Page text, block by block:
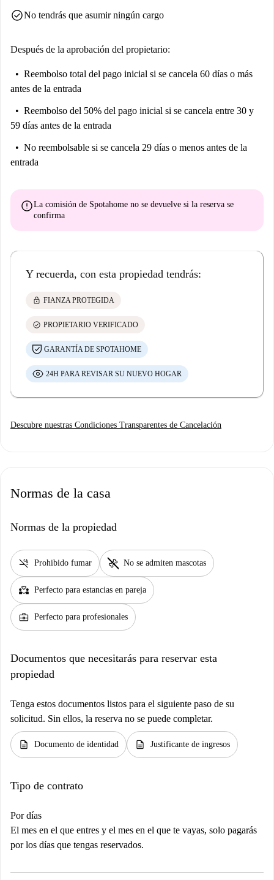
check_circleNo tendrás que asumir ningún cargo
Después de la aprobación del propietario:
Reembolso total del pago inicial si se cancela 60 días o más
antes de la entrada
Reembolso del 50% del pago inicial si se cancela entre 30 y
59 días antes de la entrada
No reembolsable si se cancela 29 días o menos antes de la
entrada
errorLa comisión de Spotahome no se devuelve si la reserva se
confirma
Y recuerda, con esta propiedad tendrás:
lock FIANZA PROTEGIDA
check_circle PROPIETARIO VERIFICADO
GARANTÍA DE SPOTAHOME
24H PARA REVISAR SU NUEVO HOGAR
Descubre nuestras Condiciones Transparentes de Cancelación
Normas de la casa
Normas de la propiedad
smoke_free Prohibido fumar pet_supplies No se admiten mascotas
partner_heart Perfecto para estancias en pareja
business_center Perfecto para profesionales
Documentos que necesitarás para reservar esta
propiedad
Tenga estos documentos listos para el siguiente paso de su
solicitud. Sin ellos, la reserva no se puede completar.
description Documento de identidad description Justificante de ingresos
Tipo de contrato
Por días
El mes en el que entres y el mes en el que te vayas, solo pagarás
por los días que tengas reservados.